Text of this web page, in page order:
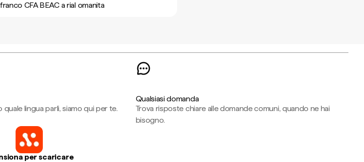
CFA BEAC a rial omanita
lingua parli, siamo qui per te.
Qualsiasi domanda
Trova risposte chiare alle domande comuni, quando ne hai
bisogno.
per scaricare